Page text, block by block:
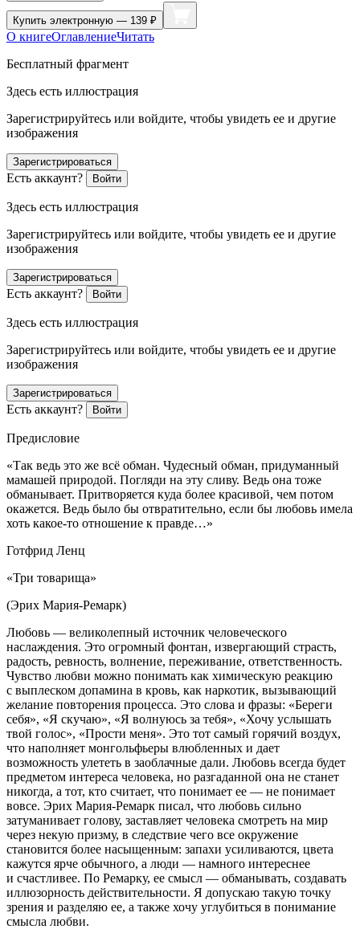
Купить электронную — 139 ₽
О книгеОглавлениеЧитать
Бесплатный фрагмент
Здесь есть иллюстрация
Зарегистрируйтесь или войдите, чтобы увидеть ее и другие
изображения
Зарегистрироваться
Есть аккаунт? Войти
Здесь есть иллюстрация
Зарегистрируйтесь или войдите, чтобы увидеть ее и другие
изображения
Зарегистрироваться
Есть аккаунт? Войти
Здесь есть иллюстрация
Зарегистрируйтесь или войдите, чтобы увидеть ее и другие
изображения
Зарегистрироваться
Есть аккаунт? Войти
Предисловие
«Так ведь это же всё обман. Чудесный обман, придуманный
мамашей природой. Погляди на эту сливу. Ведь она тоже
обманывает. Притворяется куда более красивой, чем потом
окажется. Ведь было бы отвратительно, если бы любовь имела
хоть какое-то отношение к правде…»
Готфрид Ленц
«Три товарища»
(Эрих Мария-Ремарк)
Любовь — великолепный источник человеческого
наслаждения. Это огромный фонтан, извергающий страсть,
радость, ревность, волнение, переживание, ответственность.
Чувство любви можно понимать как химическую реакцию
с выплеском допамина в кровь, как наркотик, вызывающий
желание повторения процесса. Это слова и фразы: «Береги
себя», «Я скучаю», «Я волнуюсь за тебя», «Хочу услышать
твой голос», «Прости меня». Это тот самый горячий воздух,
что наполняет монгольфьеры влюбленных и дает
возможность улететь в заоблачные дали. Любовь всегда будет
предметом интереса человека, но разгаданной она не станет
никогда, а тот, кто считает, что понимает ее — не понимает
вовсе. Эрих Мария-Ремарк писал, что любовь сильно
затуманивает голову, заставляет человека смотреть на мир
через некую призму, в следствие чего все окружение
становится более насыщенным: запахи усиливаются, цвета
кажутся ярче обычного, а люди — намного интереснее
и счастливее. По Ремарку, ее смысл — обманывать, создавать
иллюзорность действительности. Я допускаю такую точку
зрения и разделяю ее, а также хочу углубиться в понимание
смысла любви.